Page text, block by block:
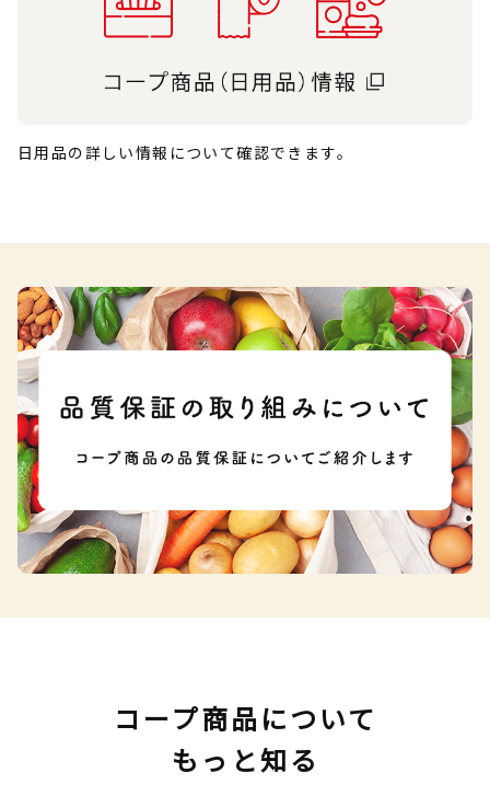
日用品の詳しい情報について確認できます。
コープ商品について
もっと知る